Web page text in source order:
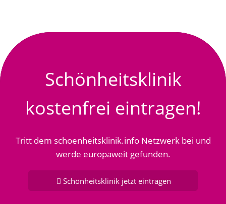
Schönheitsklinik
kostenfrei eintragen!
Tritt dem schoenheitsklinik.info Netzwerk bei und
werde europaweit gefunden.
Schönheitsklinik jetzt eintragen